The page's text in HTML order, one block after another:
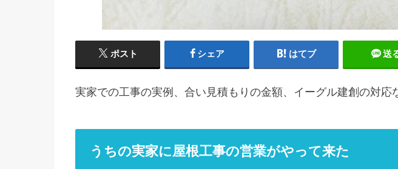
ポスト シェア はてブ 送
実家での工事の実例、合い見積もりの金額、イーグル建創の対応
うちの実家に屋根工事の営業がやって来た